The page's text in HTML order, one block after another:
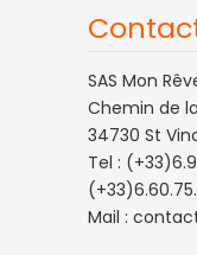
SAS Mon
Chemin de
34730 St
Tel :
Mail :